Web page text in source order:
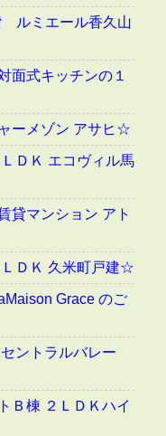
ルミエール香久山
面式キッチンの１
ーメゾン アサヒ☆
ＤＫ エコヴィル馬
貸マンション アト
ＤＫ 久米町戸建☆
Grace のご
ントラルバレー
Ｂ棟 ２ＬＤＫハイ